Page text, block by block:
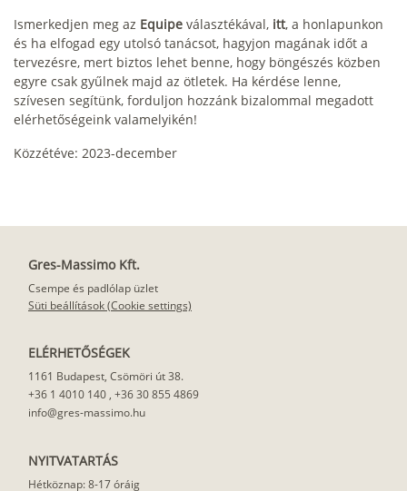
Ismerkedjen meg az Equipe választékával, itt, a honlapunkon
és ha elfogad egy utolsó tanácsot, hagyjon magának időt a
tervezésre, mert biztos lehet benne, hogy böngészés közben
egyre csak gyűlnek majd az ötletek. Ha kérdése lenne,
szívesen segítünk, forduljon hozzánk bizalommal megadott
elérhetőségeink valamelyikén!
Közzétéve: 2023-december
Gres-Massimo Kft.
Csempe és padlólap üzlet
Süti beállítások (Cookie settings)
ELÉRHETŐSÉGEK
1161 Budapest, Csömöri út 38.
+36 1 4010 140 , +36 30 855 4869
info@gres-massimo.hu
NYITVATARTÁS
Hétköznap: 8-17 óráig